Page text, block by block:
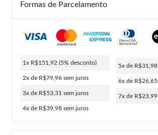
Formas de Parcelamento
1x R$151,92 (5% desconto)
2x de R$79,96 sem juros
3x de R$53,31 sem juros
4x de R$39,98 sem juros
5x de R$31,98
6x de R$26,65
7x de R$23,99